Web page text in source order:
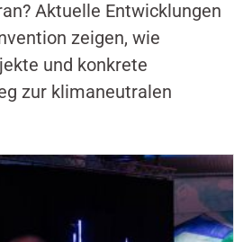
Aktuelle Entwicklungen
zeigen, wie
und konkrete
zur klimaneutralen